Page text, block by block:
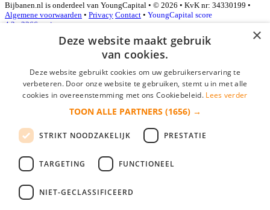
Bijbanen.nl is onderdeel van YoungCapital • © 2026 • KvK nr: 34330199 •
Algemene voorwaarden • Privacy Contact • YoungCapital score
4.3 - 3366 reviews
Inloggen als bedrijf
*
login gegevens onthouden
login
Bedrijf aanmelden
×
Deze website maakt gebruik
van cookies.
Deze website gebruikt cookies om uw gebruikerservaring te
verbeteren. Door onze website te gebruiken, stemt u in met alle
cookies in overeenstemming met ons Cookiebeleid. Lees verder
TOON ALLE PARTNERS (1656) →
STRIKT NOODZAKELIJK PRESTATIE
TARGETING FUNCTIONEEL
NIET-GECLASSIFICEERD